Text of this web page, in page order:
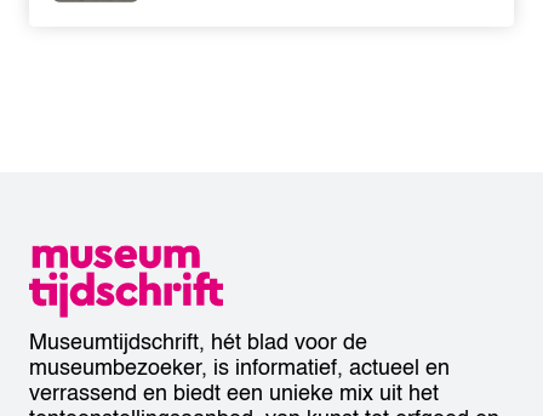
Museumtijdschrift, hét blad voor de
museumbezoeker, is informatief, actueel en
verrassend en biedt een unieke mix uit het